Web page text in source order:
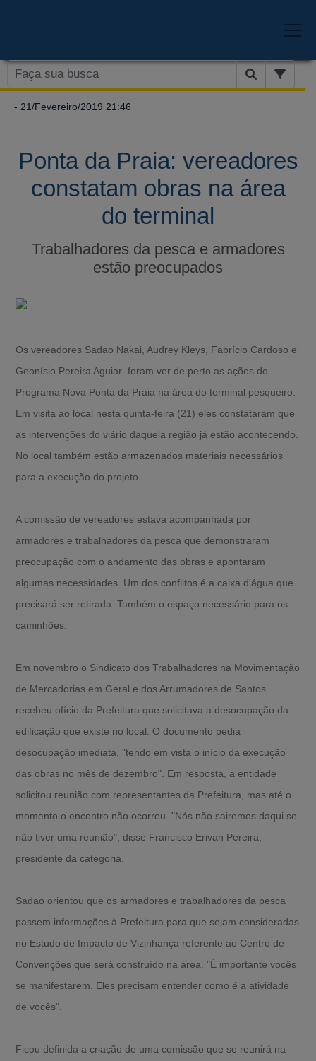
- 21/Fevereiro/2019 21:46
Ponta da Praia: vereadores
constatam obras na área
do terminal
Trabalhadores da pesca e armadores
estão preocupados
Os vereadores Sadao Nakai, Audrey Kleys, Fabrício Cardoso e
Geonísio Pereira Aguiar foram ver de perto as ações do
Programa Nova Ponta da Praia na área do terminal pesqueiro.
Em visita ao local nesta quinta-feira (21) eles constataram que
as intervenções do viário daquela região já estão acontecendo.
No local também estão armazenados materiais necessários
para a execução do projeto.
A comissão de vereadores estava acompanhada por
armadores e trabalhadores da pesca que demonstraram
preocupação com o andamento das obras e apontaram
algumas necessidades. Um dos conflitos é a caixa d'água que
precisará ser retirada. Também o espaço necessário para os
caminhões.
Em novembro o Sindicato dos Trabalhadores na Movimentação
de Mercadorias em Geral e dos Arrumadores de Santos
recebeu ofício da Prefeitura que solicitava a desocupação da
edificação que existe no local. O documento pedia
desocupação imediata, "tendo em vista o início da execução
das obras no mês de dezembro". Em resposta, a entidade
solicitou reunião com representantes da Prefeitura, mas até o
momento o encontro não ocorreu. "Nós não sairemos daqui se
não tiver uma reunião", disse Francisco Erivan Pereira,
presidente da categoria.
Sadao orientou que os armadores e trabalhadores da pesca
passem informações à Prefeitura para que sejam consideradas
no Estudo de Impacto de Vizinhança referente ao Centro de
Convenções que será construído na área. "É importante vocês
se manifestarem. Eles precisam entender como é a atividade
de vocês".
Ficou definida a criação de uma comissão que se reunirá na